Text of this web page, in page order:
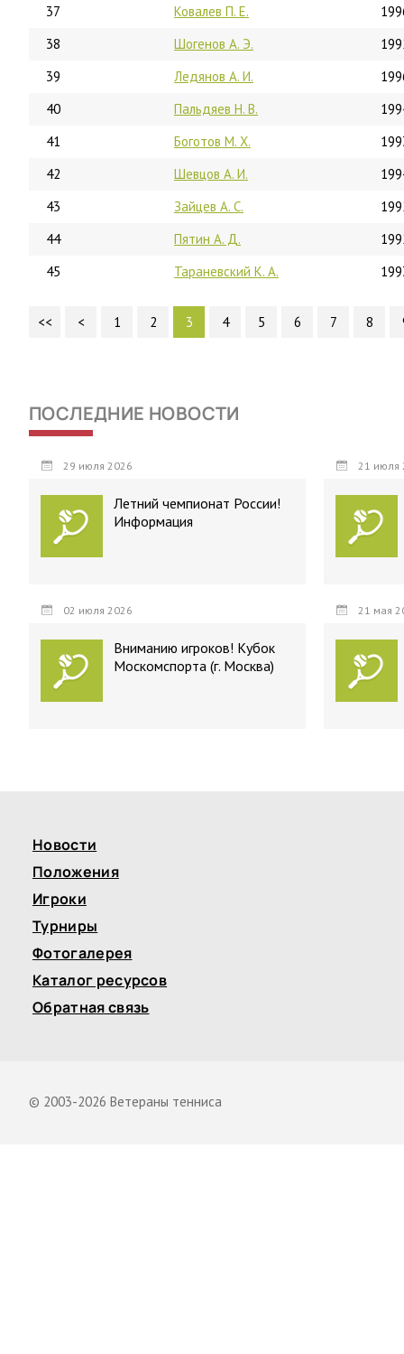
37
Ковалев П. Е.
38
Шогенов А. Э.
39
Ледянов А. И.
40
Пальдяев Н. В.
41
Боготов М. Х.
42
Шевцов А. И.
43
Зайцев А. С.
44
Пятин А. Д.
45
Тараневский К. А.
<< < 1 2 3 4 5 6 7 8
ПОСЛЕДНИЕ НОВОСТИ
29 июля 2026
Летний чемпионат России!
Информация
21 июля
02 июля 2026
Вниманию игроков! Кубок
Москомспорта (г. Москва)
21 мая
Новости
Положения
Игроки
Турниры
Фотогалерея
Каталог ресурсов
Обратная связь
© 2003-2026 Ветераны тенниса